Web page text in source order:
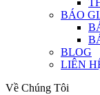
BÁO
BLOG
LIÊN
Về Chúng Tôi